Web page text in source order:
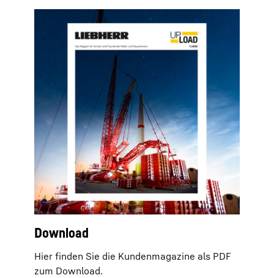
Download
Hier finden Sie die Kundenmagazine als PDF
zum Download.